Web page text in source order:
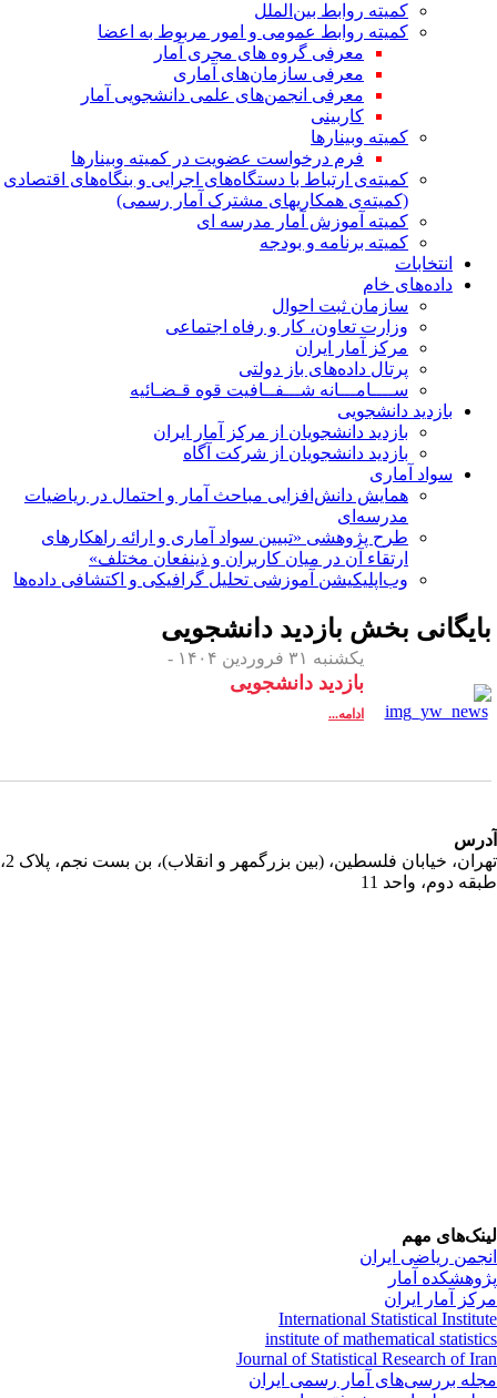
کمیته روابط بین‌الملل
کمیته روابط عمومی و امور مربوط به اعضا
معرفی گروه های مجری آمار
معرفی سازمان‌های آماری
معرفی انجمن‌های علمی دانشجویی آمار
کاربینی
کمیته وبینارها
فرم درخواست عضویت در کمیته وبینارها
کمیته‌ی ارتباط با دستگاه‌های اجرایی و بنگاه‌های اقتصادی
(کمیته‌ی همکاریهای مشترک آمار رسمی)
کمیته آموزش آمار مدرسه ای
کمیته برنامه و بودجه
انتخابات
داده‌های خام
سازمان ثبت احوال
وزارت تعاون، کار و رفاه اجتماعی
مرکز آمار ایران
پرتال داده‌های باز دولتی
ســــامـــانه شـــفــافیت قوه قـضـائیه
بازدید دانشجویی
بازدید دانشجویان از مرکز آمار ایران
بازدید دانشجویان از شرکت آگاه
سواد آماری
همایش دانش‌افزایی مباحث آمار و احتمال در ریاضیات
مدرسه‌ای
طرح پژوهشی «تبیین سواد آماری و ارائه راهکارهای
ارتقاء آن در میان کاربران و ذینفعان مختلف»
وب‌اپلیکیشن آموزشی تحلیل گرافیکی و اکتشافی داده‌ها
بخشبازدید دانشجویی
یکشنبه ۳۱ فروردین ۱۴۰۴ -
بازدید دانشجویی
ادامه...
تهران، خیابان فلسطین، (بین بزرگمهر و انقلاب)، بن بست نجم، پلاک 2،
دوم، واحد 11
مهم
ریاضی ایران
آمار
آمار ایران
International Statistical
institute of mathematical
Journal of Statistical Research of
بررسی‌های آمار رسمی ایران